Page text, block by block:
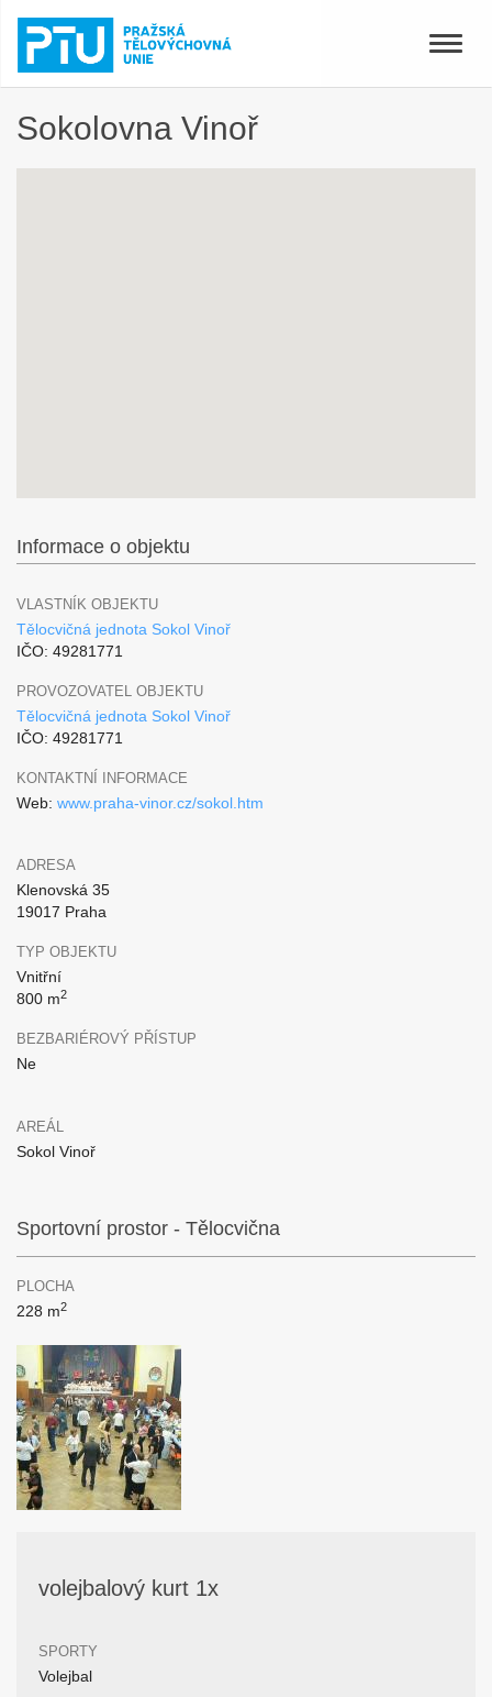
Toggle
Sokolovna Vinoř
Informace o objektu
VLASTNÍK OBJEKTU
Tělocvičná jednota Sokol Vinoř
IČO: 49281771
PROVOZOVATEL OBJEKTU
Tělocvičná jednota Sokol Vinoř
IČO: 49281771
KONTAKTNÍ INFORMACE
Web: www.praha-vinor.cz/sokol.htm
ADRESA
Klenovská 35
19017 Praha
TYP OBJEKTU
Vnitřní
800 m2
BEZBARIÉROVÝ PŘÍSTUP
Ne
AREÁL
Sokol Vinoř
Sportovní prostor - Tělocvična
PLOCHA
228 m2
volejbalový kurt 1x
SPORTY
Volejbal